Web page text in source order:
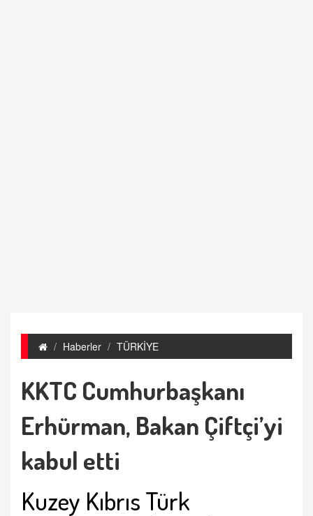
Haberler TÜRKİYE
KKTC Cumhurbaşkanı
Erhürman, Bakan Çiftçi’yi
kabul etti
Kuzey Kıbrıs Türk